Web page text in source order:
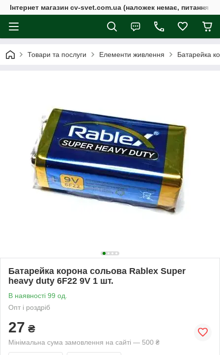
Інтернет магазин cv-svet.com.ua (наложек немає, питання у
Товари та послуги Елементи живлення Батарейка
Батарейка корона сольова Rablex Super
heavy duty 6F22 9V 1 шт.
В наявності 99 од.
Опт і роздріб
27 ₴
Мінімальна сума замовлення на сайті — 500 ₴